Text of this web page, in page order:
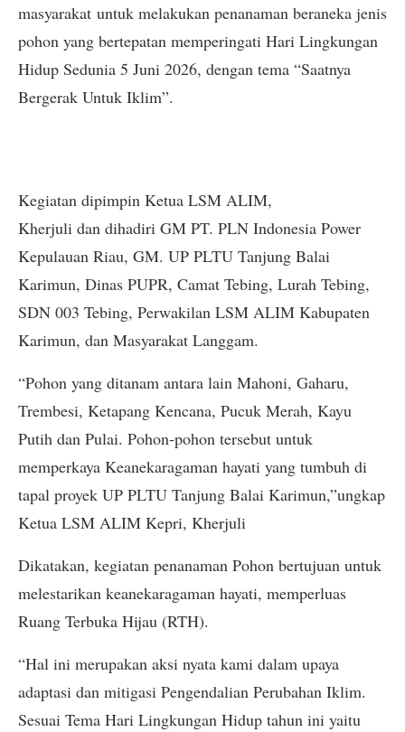
masyarakat untuk melakukan penanaman beraneka jenis
pohon yang bertepatan memperingati Hari Lingkungan
Hidup Sedunia 5 Juni 2026, dengan tema “Saatnya
Bergerak Untuk Iklim”.
Kegiatan dipimpin Ketua LSM ALIM,
Kherjuli dan dihadiri GM PT. PLN Indonesia Power
Kepulauan Riau, GM. UP PLTU Tanjung Balai
Karimun, Dinas PUPR, Camat Tebing, Lurah Tebing,
SDN 003 Tebing, Perwakilan LSM ALIM Kabupaten
Karimun, dan Masyarakat Langgam.
“Pohon yang ditanam antara lain Mahoni, Gaharu,
Trembesi, Ketapang Kencana, Pucuk Merah, Kayu
Putih dan Pulai. Pohon-pohon tersebut untuk
memperkaya Keanekaragaman hayati yang tumbuh di
tapal proyek UP PLTU Tanjung Balai Karimun,”ungkap
Ketua LSM ALIM Kepri, Kherjuli
Dikatakan, kegiatan penanaman Pohon bertujuan untuk
melestarikan keanekaragaman hayati, memperluas
Ruang Terbuka Hijau (RTH).
“Hal ini merupakan aksi nyata kami dalam upaya
adaptasi dan mitigasi Pengendalian Perubahan Iklim.
Sesuai Tema Hari Lingkungan Hidup tahun ini yaitu